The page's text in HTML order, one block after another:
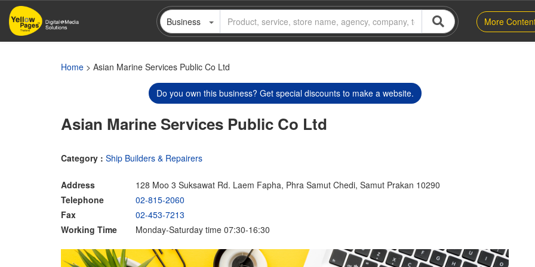
Skip
main
Business More
Home > Asian Marine Services Public Co Ltd
Do you own this business? Get special discounts to make a website.
Asian Marine Services Public Co Ltd
Category : Ship Builders & Repairers
Address
128 Moo 3 Suksawat Rd. Laem Fapha, Phra Samut Chedi, Samut Prakan 10290
Telephone
02-815-2060
Fax
02-453-7213
Working Time
Monday-Saturday time 07:30-16:30